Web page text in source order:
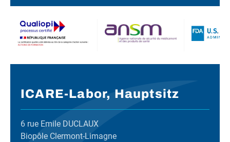
ICARE-Labor, Hauptsitz
6 rue Emile DUCLAUX
Biopôle Clermont-Limagne